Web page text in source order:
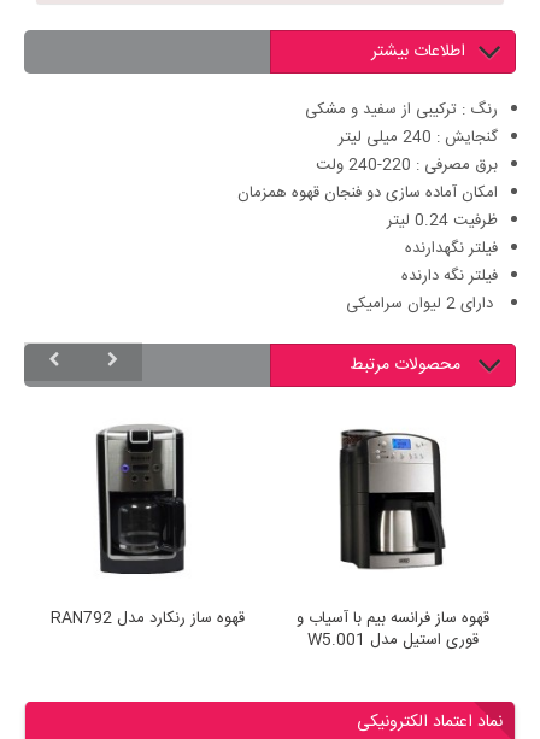
اطلاعات بیشتر
رنگ : ترکیبی از سفید و مشکی
گنجایش : 240 میلی لیتر
برق مصرفی : 220-240 ولت
امکان آماده سازی دو فنجان قهوه همزمان
ظرفیت 0.24 لیتر
فیلتر نگهدارنده
فیلتر نگه دارنده
دارای 2 لیوان سرامیکی
محصولات مرتبط
قهوه ساز رنکارد مدل RAN792
قهوه ساز فرانسه بیم با آسیاب و
قوری استیل مدل W5.001
نماد اعتماد الکترونیکی